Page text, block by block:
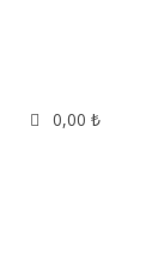
0,00 ₺